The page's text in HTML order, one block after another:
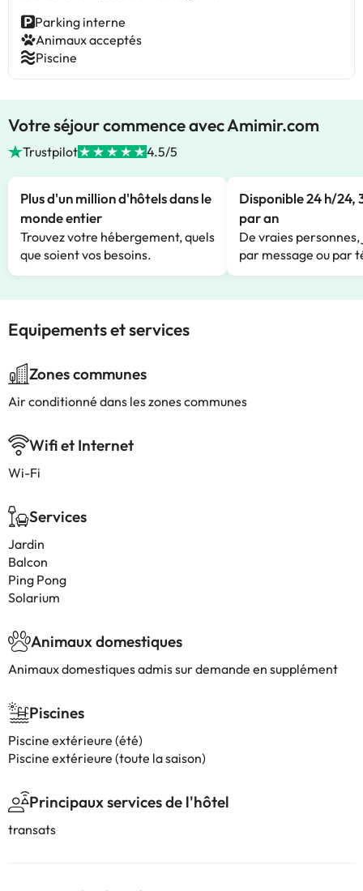
Parking interne
Animaux acceptés
Piscine
Votre séjour commence avec Amimir.com
Trustpilot 4.5/5
Plus d'un million d'hôtels dans le
monde entier
Trouvez votre hébergement, quels
que soient vos besoins.
Disponible 24 h/24,
par an
De vraies
par message ou par
Equipements et services
Zones communes
Air conditionné dans les zones communes
Wifi et Internet
Wi-Fi
Services
Jardin
Balcon
Ping Pong
Solarium
Animaux domestiques
Animaux domestiques admis sur demande en supplément
Piscines
Piscine extérieure (été)
Piscine extérieure (toute la saison)
Principaux services de l'hôtel
transats